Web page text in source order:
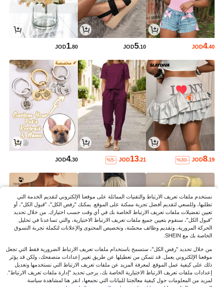
JOD4.40
JOD5.10
JOD1.80
JOD8.19
%30-
JOD13.21
%5-
JOD4.30
JOD2.60
JOD9.40
JOD 12.00
%20-
نستخدم ملفات تعريف الارتباط والتقنيات المماثلة على موقعنا الإلكتروني لتقديم الخدمة التي
تطلبها، وللسعي لتقديم أفضل تجربة ممكنة على الموقع. يمكنك "رفض الكل"، "قبول الكل"، أو
تعيين تفضيلات ملفات تعريف الارتباط الخاصة بك في أي وقت حسب اختيارك. من خلال تحديد
"قبول الكل"، سنقوم بتعيين جميع ملفات تعريف الارتباط الاختيارية، والتي تساعدنا في تحليل
الحركة المرورية، وتقديم وظائف محسّنة، وتخصيص المحتوى والإعلانات لتكملة تجربة التسوق
الخاصة بك مع SHEIN.
من خلال تحديد "رفض الكل"، ستسمح باستخدام ملفات تعريف الارتباط الضرورية فقط التي تجعل
موقعنا الإلكتروني يعمل. قد تتمكن من تعطيلها عن طريق تغيير إعدادات متصفحك، ولكن قد يؤثر
ذلك على كيفية عمل الموقع. لمعرفة المزيد عن ملفات تعريف الارتباط التي نستخدمها وتعديل
إعدادات ملفات تعريف الارتباط الاختيارية الخاصة بك، يرجى تحديد "إدارة ملفات تعريف الارتباط".
لمزيد من المعلومات حول كيفية معالجتنا للبيانات التي نجمعها، انقر هنا لمشاهدة سياسة